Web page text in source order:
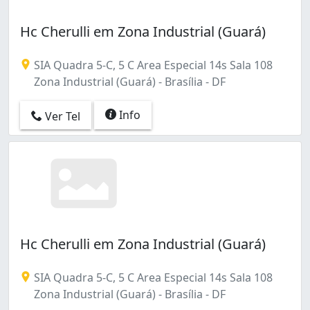
Vila Nova (São Sebastião) (3)
Vila Planalto (1)
Vila São José (São Sebastião) (1)
Vila Vicentina (Planaltina) (1)
Zona Industrial (103)
Zona Industrial (Guará) (9)
Área de Desenvolvimento Econômico (Ceilândia) (4)
Área de Desenvolvimento Econômico (Águas Claras)
Hc Cherulli em Zona Industrial (Guará)
SIA Quadra 5-C, 5 C Area Especial 14s Sala 108
Zona Industrial (Guará) - Brasília - DF
Ver Tel Info
Hc Cherulli em Zona Industrial (Guará)
SIA Quadra 5-C, 5 C Area Especial 14s Sala 108
Zona Industrial (Guará) - Brasília - DF